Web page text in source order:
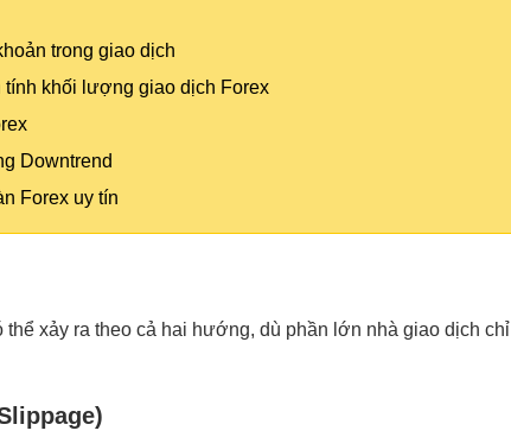
trong giao dịch
khối lượng giao dịch Forex
Downtrend
Forex uy tín
xảy ra theo cả hai hướng, dù phần lớn nhà giao dịch chỉ